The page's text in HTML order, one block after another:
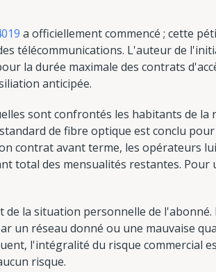
a officiellement commencé ; cette
télécommunications. L'auteur de
la durée maximale des contrats
anticipée.
sont confrontés les habitants de la
de fibre optique est conclu
contrat avant terme, les opérateurs lui
total des mensualités restantes. Pour
la situation personnelle de l'abonné.
un réseau donné ou une mauvaise
l'intégralité du risque commercial
risque.